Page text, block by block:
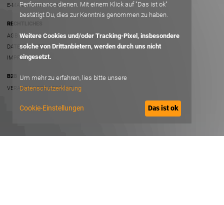
E-MAIL AN SUPPORT
RECHTLICHES
AGB
DATENSCHUTZ
IMPRESSUM
B2B
VERANSTALTER ACCOUNT
Performance dienen. Mit einem Klick auf "Das ist ok"
bestätigt Du, dies zur Kenntnis genommen zu haben.
Weitere Cookies und/oder Tracking-Pixel, insbesondere
solche von Drittanbietern, werden durch uns nicht
eingesetzt.
Um mehr zu erfahren, lies bitte unsere
Datenschutzerklärung
Cookie-Einstellungen Das ist ok